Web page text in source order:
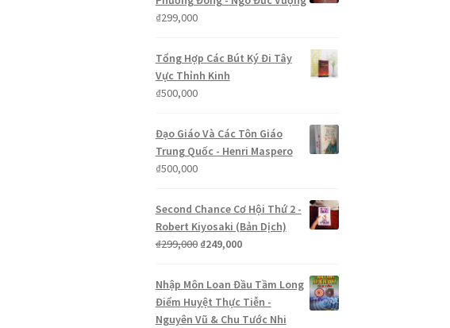
₫299,000
Tổng Hợp Các Bút Ký Đi Tây
Vực Thỉnh Kinh
₫500,000
Đạo Giáo Và Các Tôn Giáo
Trung Quốc - Henri Maspero
₫500,000
Second Chance Cơ Hội Thứ 2 -
Robert Kiyosaki (Bản Dịch)
₫299,000 Giá
là:
₫299,000.
₫249,000Giá
tại
là:
₫249,000.
Nhập Môn Loan Đầu Tầm Long
Điểm Huyệt Thực Tiễn -
Nguyên Vũ & Chu Tước Nhi